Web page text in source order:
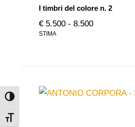
Attiva/disattiva alto contrasto
Attiva/disattiva dimensione testo
I timbri del colore n. 2
€ 5.500 - 8.500
STIMA